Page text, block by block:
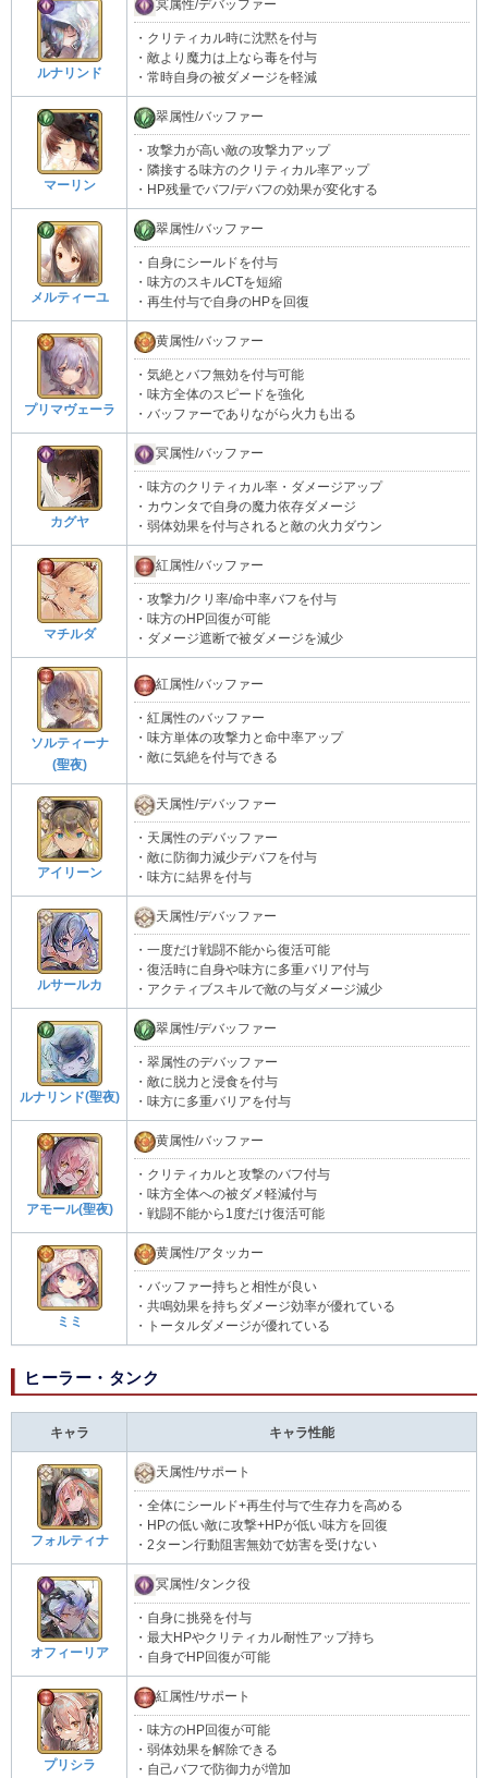
ルナリンド
冥属性/デバッファー
・クリティカル時に沈黙を付与
・敵より魔力は上なら毒を付与
・常時自身の被ダメージを軽減
マーリン
翠属性/バッファー
・攻撃力が高い敵の攻撃力アップ
・隣接する味方のクリティカル率アップ
・HP残量でバフ/デバフの効果が変化する
メルティーユ
翠属性/バッファー
・自身にシールドを付与
・味方のスキルCTを短縮
・再生付与で自身のHPを回復
プリマヴェーラ
黄属性/バッファー
・気絶とバフ無効を付与可能
・味方全体のスピードを強化
・バッファーでありながら火力も出る
カグヤ
冥属性/バッファー
・味方のクリティカル率・ダメージアップ
・カウンタで自身の魔力依存ダメージ
・弱体効果を付与されると敵の火力ダウン
マチルダ
紅属性/バッファー
・攻撃力/クリ率/命中率バフを付与
・味方のHP回復が可能
・ダメージ遮断で被ダメージを減少
ソルティーナ
(聖夜)
紅属性/バッファー
・紅属性のバッファー
・味方単体の攻撃力と命中率アップ
・敵に気絶を付与できる
アイリーン
天属性/デバッファー
・天属性のデバッファー
・敵に防御力減少デバフを付与
・味方に結界を付与
ルサールカ
天属性/デバッファー
・一度だけ戦闘不能から復活可能
・復活時に自身や味方に多重バリア付与
・アクティブスキルで敵の与ダメージ減少
ルナリンド(聖夜)
翠属性/デバッファー
・翠属性のデバッファー
・敵に脱力と浸食を付与
・味方に多重バリアを付与
アモール(聖夜)
黄属性/バッファー
・クリティカルと攻撃のバフ付与
・味方全体への被ダメ軽減付与
・戦闘不能から1度だけ復活可能
ミミ
黄属性/アタッカー
・バッファー持ちと相性が良い
・共鳴効果を持ちダメージ効率が優れている
・トータルダメージが優れている
ヒーラー・タンク
キャラ キャラ性能
フォルティナ
天属性/サポート
・全体にシールド+再生付与で生存力を高める
・HPの低い敵に攻撃+HPが低い味方を回復
・2ターン行動阻害無効で妨害を受けない
オフィーリア
冥属性/タンク役
・自身に挑発を付与
・最大HPやクリティカル耐性アップ持ち
・自身でHP回復が可能
プリシラ
紅属性/サポート
・味方のHP回復が可能
・弱体効果を解除できる
・自己バフで防御力が増加